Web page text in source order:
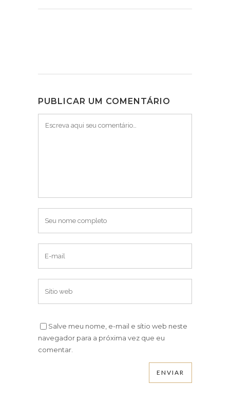
PUBLICAR UM COMENTÁRIO
Salve meu nome, e-mail e sítio web neste
navegador para a próxima vez que eu
comentar.